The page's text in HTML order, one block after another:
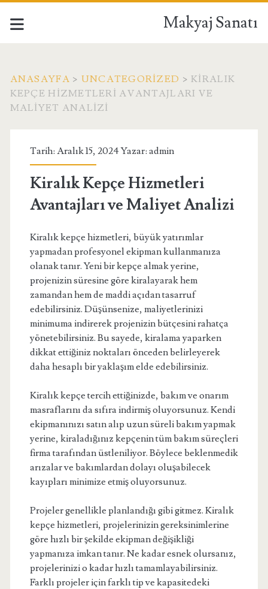
Makyaj Sanatı
ANASAYFA > UNCATEGORIZED > KIRALIK
KEPÇE HIZMETLERI AVANTAJLARI VE
MALIYET ANALIZI
Tarih: Aralık 15, 2024 Yazar: admin
Kiralık Kepçe Hizmetleri
Avantajları ve Maliyet Analizi
Kiralık kepçe hizmetleri, büyük yatırımlar
yapmadan profesyonel ekipman kullanmanıza
olanak tanır. Yeni bir kepçe almak yerine,
projenizin süresine göre kiralayarak hem
zamandan hem de maddi açıdan tasarruf
edebilirsiniz. Düşünsenize, maliyetlerinizi
minimuma indirerek projenizin bütçesini rahatça
yönetebilirsiniz. Bu sayede, kiralama yaparken
dikkat ettiğiniz noktaları önceden belirleyerek
daha hesaplı bir yaklaşım elde edebilirsiniz.
Kiralık kepçe tercih ettiğinizde, bakım ve onarım
masraflarını da sıfıra indirmiş oluyorsunuz. Kendi
ekipmanınızı satın alıp uzun süreli bakım yapmak
yerine, kiraladığınız kepçenin tüm bakım süreçleri
firma tarafından üstleniliyor. Böylece beklenmedik
arızalar ve bakımlardan dolayı oluşabilecek
kayıpları minimize etmiş oluyorsunuz.
Projeler genellikle planlandığı gibi gitmez. Kiralık
kepçe hizmetleri, projelerinizin gereksinimlerine
göre hızlı bir şekilde ekipman değişikliği
yapmanıza imkan tanır. Ne kadar esnek olursanız,
projelerinizi o kadar hızlı tamamlayabilirsiniz.
Farklı projeler için farklı tip ve kapasitedeki